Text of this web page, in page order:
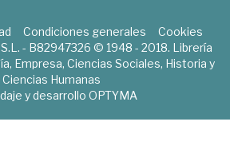
Condiciones generales
Cookies
- B82947326 © 1948 - 2018. Librería
Empresa, Ciencias Sociales, Historia y
Ciencias Humanas
y desarrollo OPTYMA